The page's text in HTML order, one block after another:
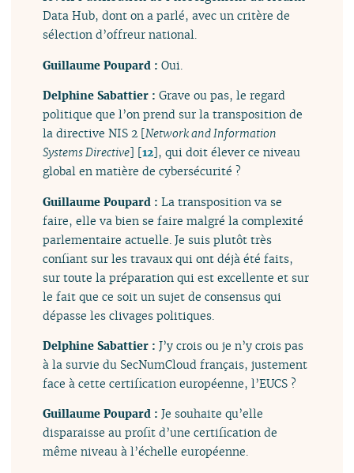
Data Hub, dont on a parlé, avec un critère de
sélection d’offreur national.
Guillaume Poupard :Oui.
Delphine Sabattier :Grave ou pas, le regard
politique que l’on prend sur la transposition de
la directive NIS 2 [Network and Information
Systems Directive] [12], qui doit élever ce niveau
global en matière de cybersécurité ?
Guillaume Poupard :La transposition va se
faire, elle va bien se faire malgré la complexité
parlementaire actuelle. Je suis plutôt très
confiant sur les travaux qui ont déjà été faits,
sur toute la préparation qui est excellente et sur
le fait que ce soit un sujet de consensus qui
dépasse les clivages politiques.
Delphine Sabattier :J’y crois ou je n’y crois pas
à la survie du SecNumCloud français, justement
face à cette certification européenne, l’EUCS ?
Guillaume Poupard :Je souhaite qu’elle
disparaisse au profit d’une certification de
même niveau à l’échelle européenne.